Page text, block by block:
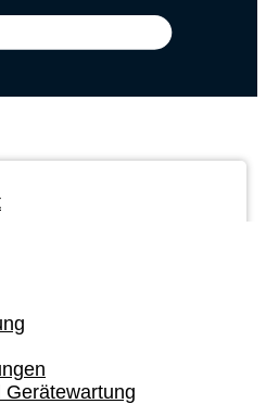
Gerätewartung